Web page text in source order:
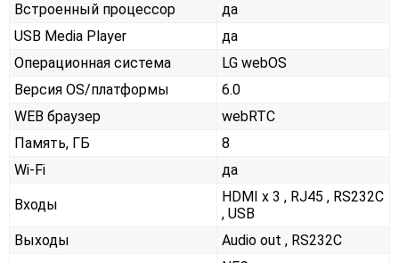
Встроенный процессор
да
USB Media Player
да
Операционная система
LG webOS
Версия OS/платформы
6.0
WEB браузер
webRTC
Память, ГБ
8
Wi-Fi
да
Входы
HDMI x 3 , RJ45 , RS232С
, USB
Выходы
Audio out , RS232С